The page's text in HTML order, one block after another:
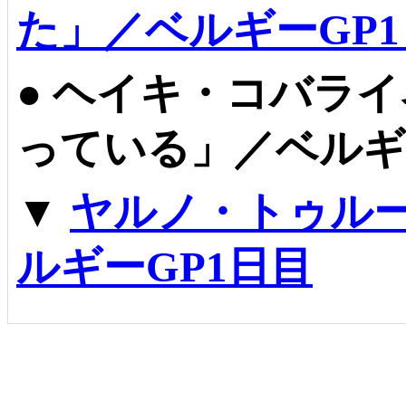
た」／ベルギー
● ヘイキ・コバラ
っている」／ベル
▼ ヤルノ・トゥル
ルギーGP1日目